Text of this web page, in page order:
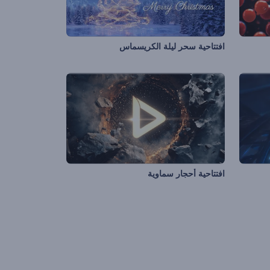
افتتاحية سحر ليلة الكريسماس
افتتاحية أحجار سماوية